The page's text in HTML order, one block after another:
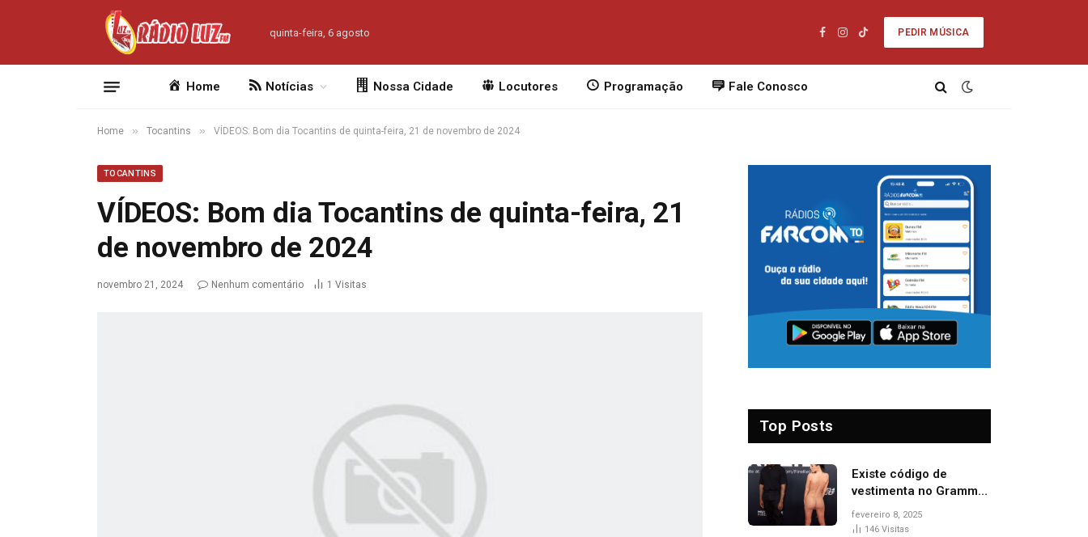
quinta-feira, 6 agosto
Facebook
Instagram
TikTok
PEDIR MÚSICA
Home Notícias Nossa Cidade Locutores Programação Fale Conosco
Home » Tocantins » VÍDEOS: Bom dia Tocantins de quinta-feira, 21 de novembro de 2024
TOCANTINS
VÍDEOS: Bom dia Tocantins de quinta-feira, 21
de novembro de 2024
novembro 21, 2024 Nenhum comentário 1 Visitas
Top Posts
Existe código de
vestimenta no Grammy?
Questionamento surgiu
após Bianca Censori,
fevereiro 8, 2025
146 Visitas